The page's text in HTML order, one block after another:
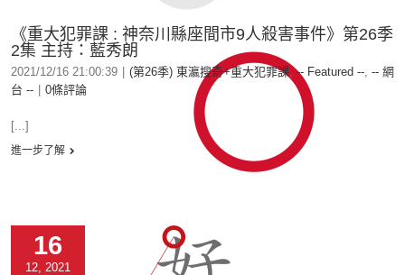
《重大犯罪課 : 神奈川縣座間市9人殺害事件》第26季
2集 主持：藍秀朗
2021/12/16 21:00:39 (第26季) 東瀛搜奇+重大犯罪課,-- Featured --, -- 網
台 --
0條評論
[...]
進一步了解
16
12, 2021